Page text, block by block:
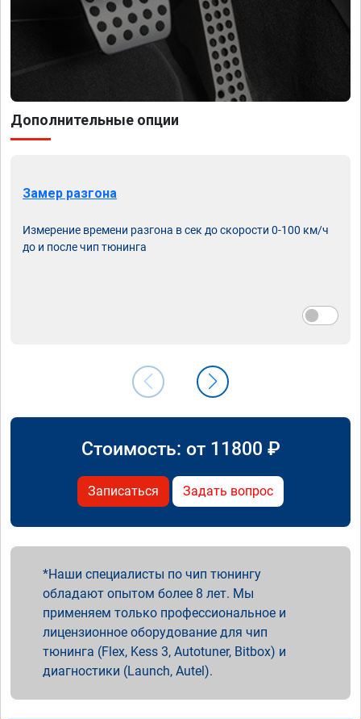
Дополнительные опции
Замер разгона
Измерение времени разгона в сек до скорости 0-100 км/ч
до и после чип тюнинга
Стоимость: от 11800 ₽
Записаться Задать вопрос
Наши специалисты по чип тюнингу
обладают опытом более 8 лет. Мы
применяем только профессиональное и
лицензионное оборудование для чип
тюнинга (Flex, Kess 3, Autotuner, Bitbox) и
диагностики (Launch, Autel).